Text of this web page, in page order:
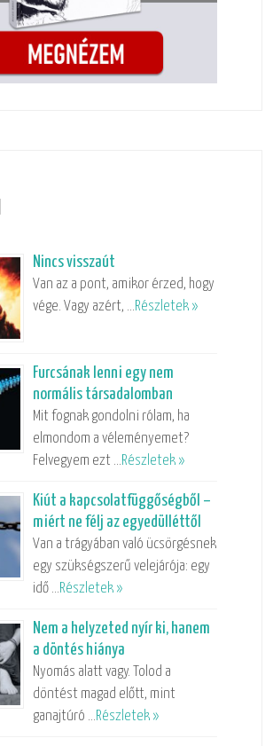
Nincs visszaút
Van az a pont, amikor érzed, hogy
vége. Vagy azért, …Részletek »
Furcsának lenni egy nem
normális társadalomban
Mit fognak gondolni rólam, ha
elmondom a véleményemet?
Felvegyem ezt …Részletek »
Kiút a kapcsolatfüggőségből –
miért ne félj az egyedülléttől
Van a trágyában való ücsörgésnek
egy szükségszerű velejárója: egy
idő …Részletek »
Nem a helyzeted nyír ki, hanem
a döntés hiánya
Nyomás alatt vagy. Tolod a
döntést magad előtt, mint
ganajtúró …Részletek »